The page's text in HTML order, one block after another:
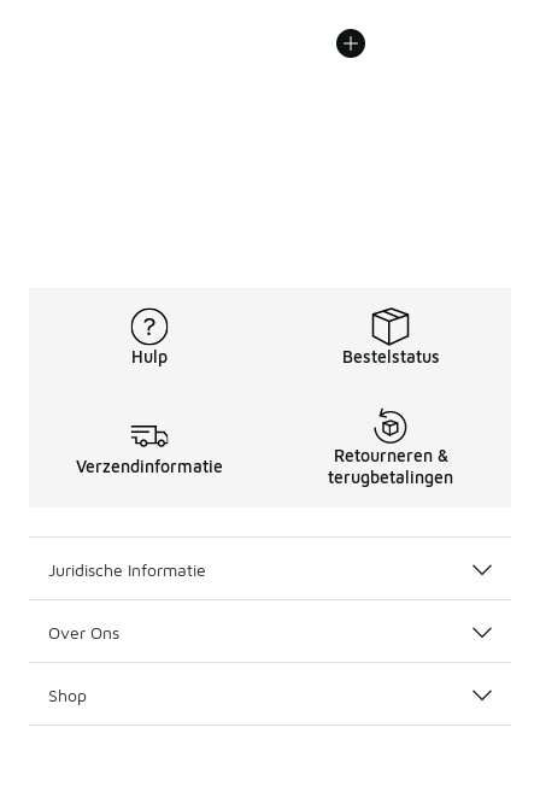
Hulp Bestelstatus
Verzendinformatie
Retourneren &
terugbetalingen
Juridische Informatie
Over Ons
Shop